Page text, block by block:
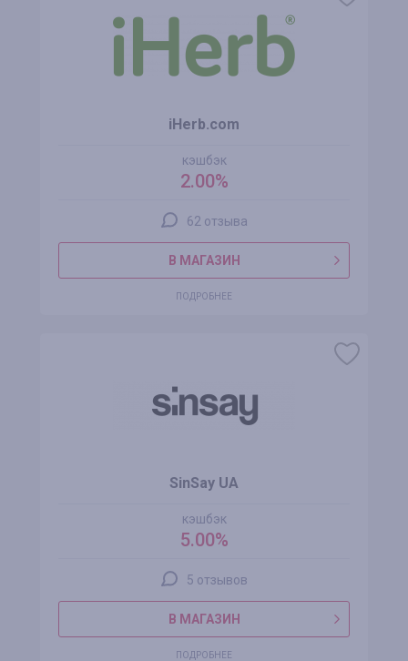
iHerb.com
кэшбэк
2.00%
62 отзыва
В МАГАЗИН
ПОДРОБНЕЕ
SinSay UA
кэшбэк
5.00%
5 отзывов
В МАГАЗИН
ПОДРОБНЕЕ